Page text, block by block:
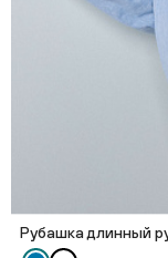
Рубашка длинный